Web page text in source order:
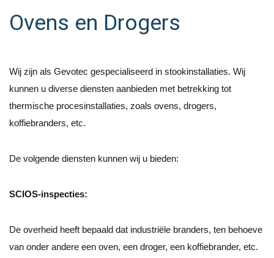
Ovens en Drogers
Wij zijn als Gevotec gespecialiseerd in stookinstallaties. Wij
kunnen u diverse diensten aanbieden met betrekking tot
thermische procesinstallaties, zoals ovens, drogers,
koffiebranders, etc.
De volgende diensten kunnen wij u bieden:
SCIOS-inspecties:
De overheid heeft bepaald dat industriële branders, ten behoeve
van onder andere een oven, een droger, een koffiebrander, etc.